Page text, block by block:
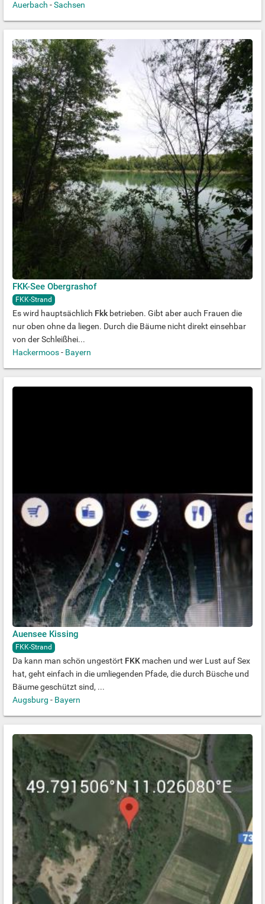
Auerbach -Sachsen
FKK-See Obergrashof
FKK-Strand
Es wird hauptsächlich Fkk betrieben. Gibt aber auch Frauen die
nur oben ohne da liegen. Durch die Bäume nicht direkt einsehbar
von der Schleißhei...
Hackermoos- Bayern
Auensee Kissing
FKK-Strand
Da kann man schön ungestört FKK machen und wer Lust auf Sex
hat, geht einfach in die umliegenden Pfade, die durch Büsche und
Bäume geschützt sind, ...
Augsburg - Bayern